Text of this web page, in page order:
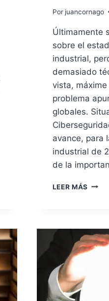
Por juancornago
Últimamente
sobre el
industrial,
demasiado
vista,
problema
globales.
avance, para
industrial de
de la
LEER MÁS